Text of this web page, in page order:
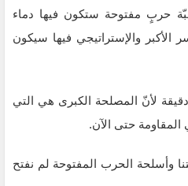
مغبّة حربٍ مفتوحة ستكون فيها دماء
والإستراتيجي فيها سيكون
لأنّ المصلحة الكبرى هي التي
المقاومة حتى الآن.
وأسلحة الحرب المفتوحة لم نفتح